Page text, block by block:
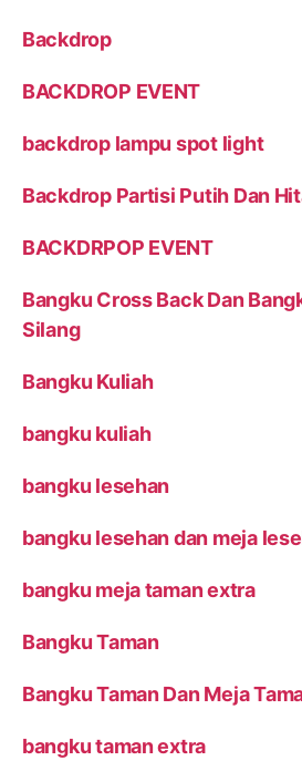
Backdrop
BACKDROP EVENT
backdrop lampu spot light
Backdrop Partisi Putih Dan
BACKDRPOP EVENT
Bangku Cross Back Dan
Silang
Bangku Kuliah
bangku kuliah
bangku lesehan
bangku lesehan dan meja
bangku meja taman extra
Bangku Taman
Bangku Taman Dan Meja
bangku taman extra